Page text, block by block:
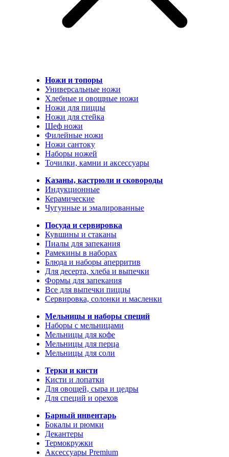
Ножи и топоры
Универсальные ножи
Хлебные и овощные ножи
Ножи для пиццы
Ножи для стейка
Шеф ножи
Филейные ножи
Ножи сантоку
Наборы ножей
Точилки, камни и аксессуары
Казаны, кастрюли и сковороды
Индукционные
Керамические
Чугунные и эмалированные
Посуда и сервировка
Кувшины и стаканы
Пиалы для запекания
Рамекины в наборах
Блюда и наборы аперритив
Для десерта, хлеба и выпечки
Формы для запекания
Все для выпечки пиццы
Сервировка, солонки и масленки
Мельницы и наборы специй
Наборы с мельницами
Мельницы для кофе
Мельницы для перца
Мельницы для соли
Терки и кисти
Кисти и лопатки
Для овощей, сыра и цедры
Для специй и орехов
Барный инвентарь
Бокалы и рюмки
Декантеры
Термокружки
Аксессуары Premium